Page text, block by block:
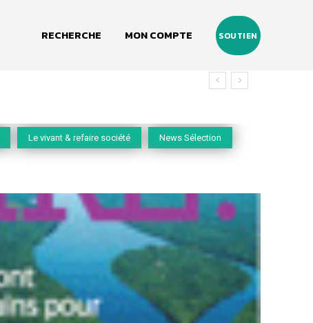
RECHERCHE MON COMPTE SOUTIEN
Le vivant & refaire société News Sélection